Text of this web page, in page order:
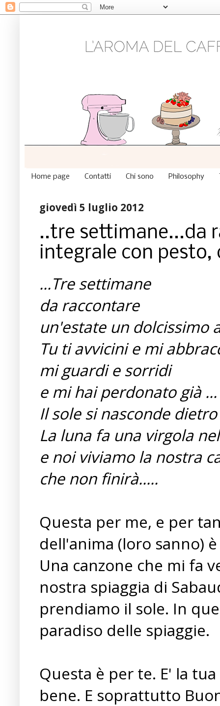
Home page Contatti Chi sono Philosophy
giovedì 5 luglio 2012
..tre settimane...da
integrale con
...Tre settimane
da raccontare
un'estate un dolcissimo
Tu ti avvicini e mi
mi guardi e sorridi
e mi hai perdonato già ...
Il sole si nasconde
La luna fa una virgola
e noi viviamo la nostra
che non finirà.....
Questa per me, e per
dell'anima (loro sanno)
Una canzone che mi fa
nostra spiaggia di
prendiamo il sole. In
paradiso delle spiaggie.
Questa è per te. E' la
bene. E soprattutto